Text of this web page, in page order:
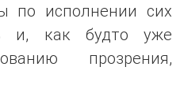
по исполнении сих
и, как будто уже
прозрения,